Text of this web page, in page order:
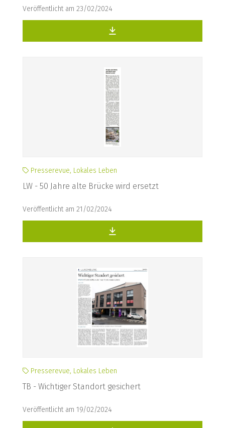
Veröffentlicht am 23/02/2024
Presserevue, Lokales Leben
LW - 50 Jahre alte Brücke wird ersetzt
Veröffentlicht am 21/02/2024
Presserevue, Lokales Leben
TB - Wichtiger Standort gesichert
Veröffentlicht am 19/02/2024